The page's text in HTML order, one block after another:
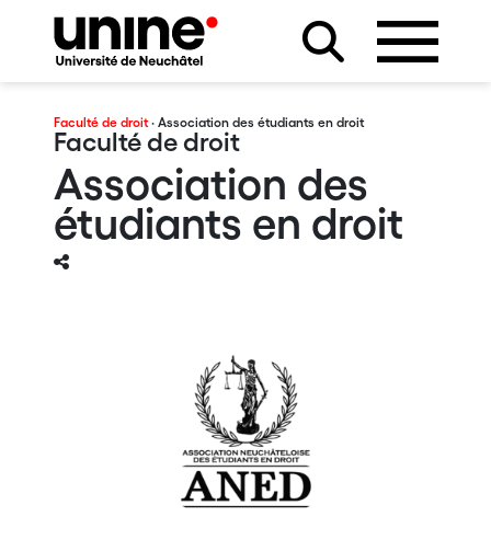
Faculté de droit· Association des étudiants en droit
Faculté de droit
Association des
étudiants en droit